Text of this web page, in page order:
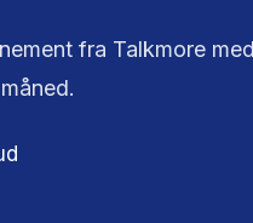
fra Talkmore